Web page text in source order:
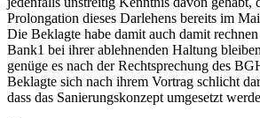
Prolongation dieses Darlehens bereits im
Die Beklagte habe damit auch damit rechnen
Bank1 bei ihrer ablehnenden Haltung
genüge es nach der Rechtsprechung des
Beklagte sich nach ihrem Vortrag schlicht
dass das Sanierungskonzept umgesetzt